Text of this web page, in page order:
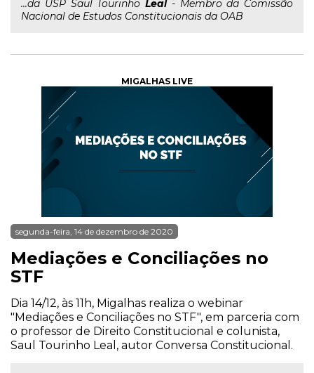
...da USP Saul Tourinho Leal- Membro da Comissão
Nacional de Estudos Constitucionais da OAB
MIGALHAS LIVE
segunda-feira, 14 de dezembro de 2020
Mediações e Conciliações no
STF
Dia 14/12, às 11h, Migalhas realiza o webinar
"Mediações e Conciliações no STF", em parceria com
o professor de Direito Constitucional e colunista,
Saul Tourinho Leal, autor Conversa Constitucional.